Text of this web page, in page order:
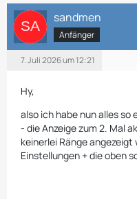
sandmen
Anfänger
7. Juli 2026 um 12:21
Hy,
also ich habe nun alles
- die Anzeige zum 2. Mal
keinerlei Ränge angezeigt
Einstellungen + die oben